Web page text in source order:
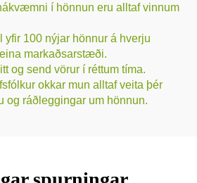
í hönnun eru alltaf vinnum
yfir 100 nýjar hönnur á hverju
markaðsarstæði.
og send vörur í réttum tíma.
okkar mun alltaf veita þér
og ráðleggingar um hönnun.